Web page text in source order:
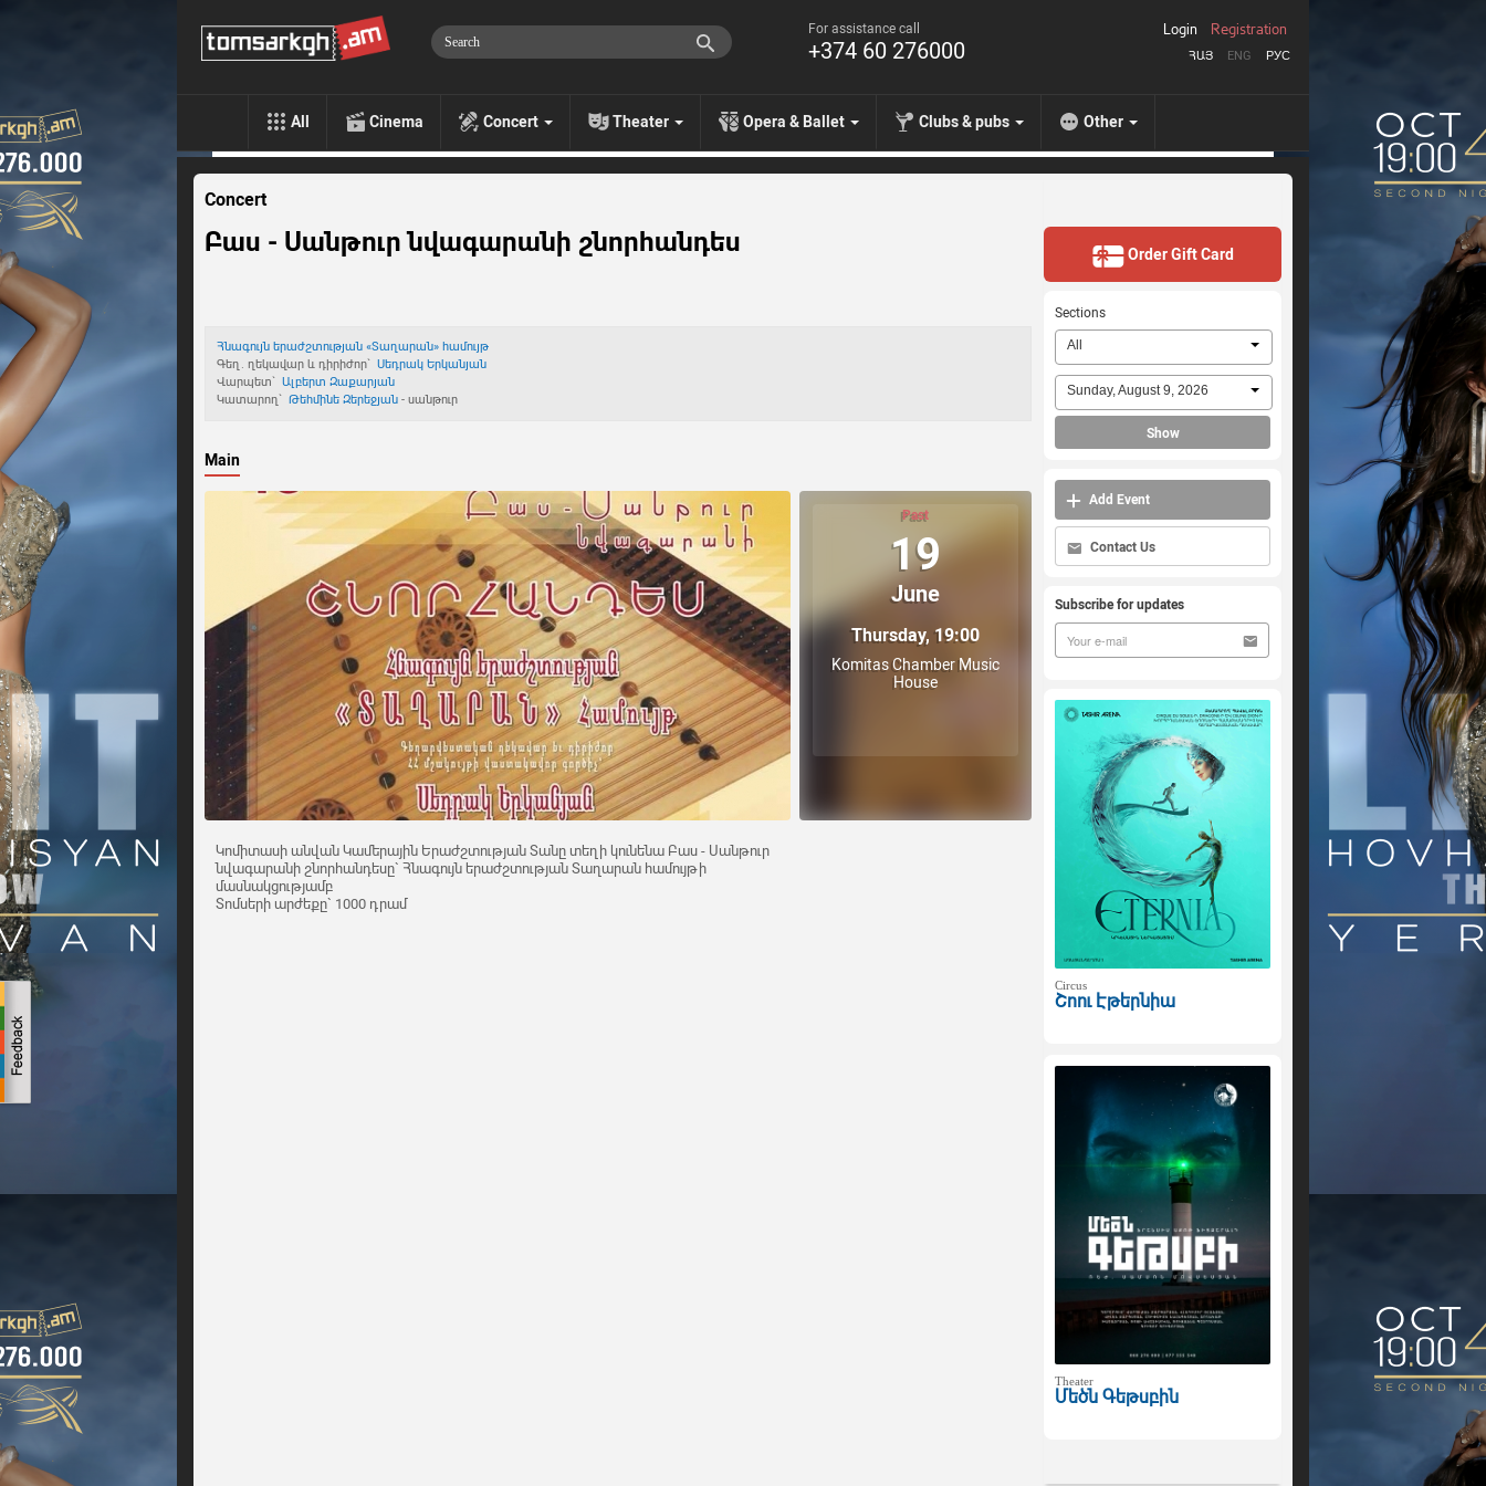
For assistance call
+374 60 276000 ՀԱՅ ENG РУС
Login Registration
All Cinema Concert Theater Opera & Ballet Clubs & pubs Other
Concert
Բաս - Սանթուր նվագարանի շնորհանդես
Հնագույն երաժշտության «Տաղարան» համույթ
Գեղ. ղեկավար և դիրիժոր` Սեդրակ Երկանյան
Վարպետ` Ալբերտ Զաքարյան
Կատարող` Թեհմինե Զերեջյան - սանթուր
Main
Past
19
June
Thursday, 19:00
Komitas Chamber Music
House
Կոմիտասի անվան Կամերային Երաժշտության Տանը տեղի կունենա Բաս - Սանթուր
նվագարանի շնորհանդեսը` Հնագույն երաժշտության Տաղարան համույթի
մասնակցությամբ
Տոմսերի արժեքը` 1000 դրամ
Order Gift Card
Sections
All
Sunday, August 9, 2026
Show
Add Event
Contact Us
Subscribe for updates
Circus
Շոու Էթերնիա
Theater
Մեծն Գեթսբին